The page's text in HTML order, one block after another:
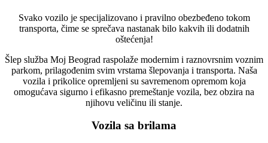
Svako vozilo je specijalizovano i pravilno obezbeđeno tokom
transporta, čime se sprečava nastanak bilo kakvih ili dodatnih
oštećenja!
Šlep služba Moj Beograd raspolaže modernim i raznovrsnim voznim
parkom, prilagođenim svim vrstama šlepovanja i transporta. Naša
vozila i prikolice opremljeni su savremenom opremom koja
omogućava sigurno i efikasno premeštanje vozila, bez obzira na
njihovu veličinu ili stanje.
Vozila sa brilama